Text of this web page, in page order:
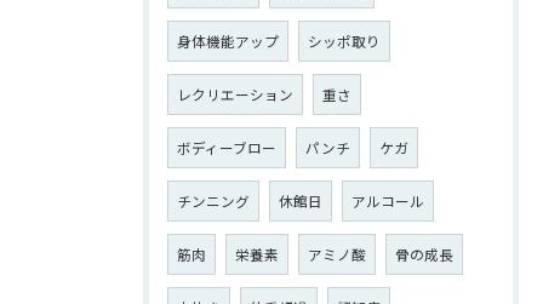
身体機能アップ シッポ取り
レクリエーション 重さ
ボディーブロー パンチ ケガ
チンニング 休館日 アルコール
筋肉 栄養素 アミノ酸 骨の成長